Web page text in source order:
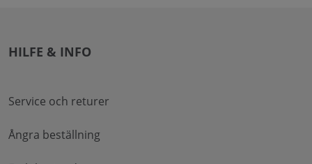
HILFE & INFO
Service och returer
Ångra beställning